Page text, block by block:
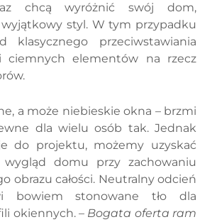
chcą wyróżnić swój dom,
styl. W tym przypadku
klasycznego przeciwstawiania
ciemnych elementów na rzecz
a może niebieskie okna – brzmi
dla wielu osób tak. Jednak
do projektu, możemy uzyskać
wygląd domu przy zachowaniu
obrazu całości. Neutralny odcień
bowiem stonowane tło dla
okiennych. – Bogata oferta ram